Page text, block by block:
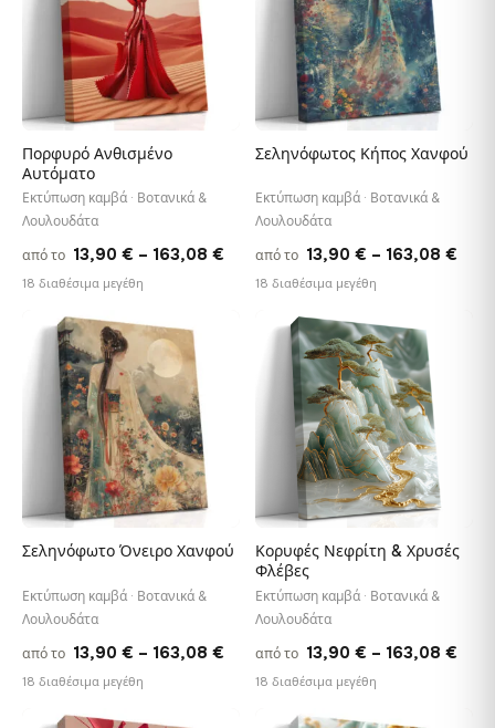
Πορφυρό Ανθισμένο
Αυτόματο
Εκτύπωση καμβά · Βοτανικά &
Λουλουδάτα
από το 13,90 € – 163,08 € Price
range:
163,08 €
18 διαθέσιμα μεγέθη
Σεληνόφωτος Κήπος Χανφού
Εκτύπωση καμβά · Βοτανικά &
Λουλουδάτα
από το 13,90 € – 163,08 €
18 διαθέσιμα μεγέθη
♡
Σεληνόφωτο Όνειρο Χανφού
Εκτύπωση καμβά · Βοτανικά &
Λουλουδάτα
από το 13,90 € – 163,08 € Price
range:
18 διαθέσιμα μεγέθη
♡
Κορυφές Νεφρίτη & Χρυσές
Φλέβες
Εκτύπωση καμβά · Βοτανικά &
Λουλουδάτα
από το 13,90 € – 163,08 €
18 διαθέσιμα μεγέθη